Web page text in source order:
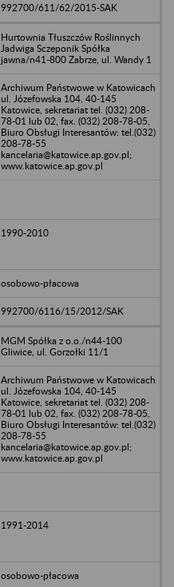
992700/611/62/2015-SAK
Hurtownia Tłuszczów Roślinnych
Jadwiga Sczeponik Spółka
jawna/n41-800 Zabrze, ul. Wandy 1
Archiwum Państwowe w Katowicach
ul. Józefowska 104, 40-145
Katowice, sekretariat tel. (032) 208-
78-01 lub 02, fax. (032) 208-78-05,
Biuro Obsługi Interesantów: tel.(032)
208-78-55
kancelaria@katowice.ap.gov.pl;
www.katowice.ap.gov.pl
1990-2010
osobowo-płacowa
992700/6116/15/2012/SAK
MGM Spółka z o.o./n44-100
Gliwice, ul. Gorzołki 11/1
Archiwum Państwowe w Katowicach
ul. Józefowska 104, 40-145
Katowice, sekretariat tel. (032) 208-
78-01 lub 02, fax. (032) 208-78-05,
Biuro Obsługi Interesantów: tel.(032)
208-78-55
kancelaria@katowice.ap.gov.pl;
www.katowice.ap.gov.pl
1991-2014
osobowo-płacowa